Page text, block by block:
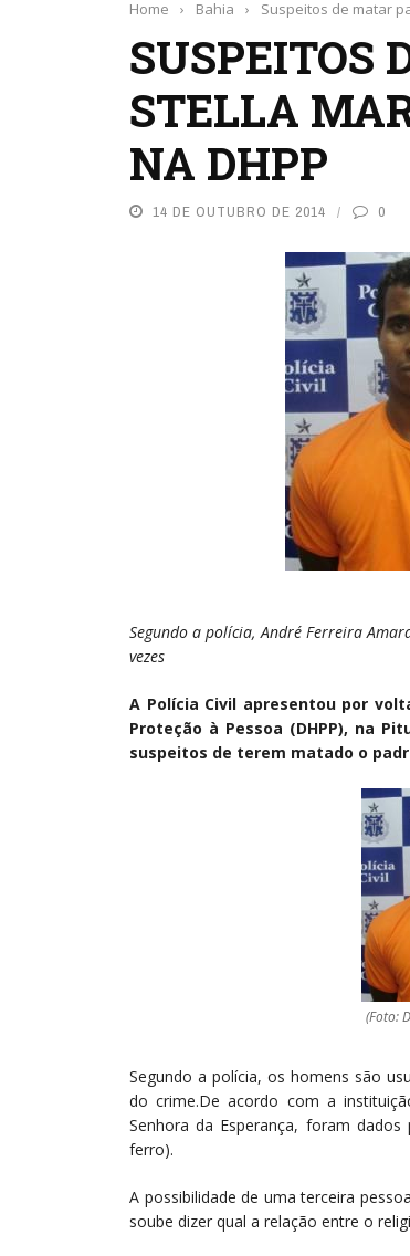
Home › Bahia › Suspeitos de matar
SUSPEITOS
STELLA
NA DHPP
14 DE OUTUBRO DE 2014 0
Segundo a polícia, André Ferreira
vezes
A Polícia Civil apresentou por
Proteção à Pessoa (DHPP), na
suspeitos de terem matado o
(Foto:
Segundo a polícia, os homens são
do crime.De acordo com a
Senhora da Esperança, foram
ferro).
A possibilidade de uma terceira
soube dizer qual a relação entre o